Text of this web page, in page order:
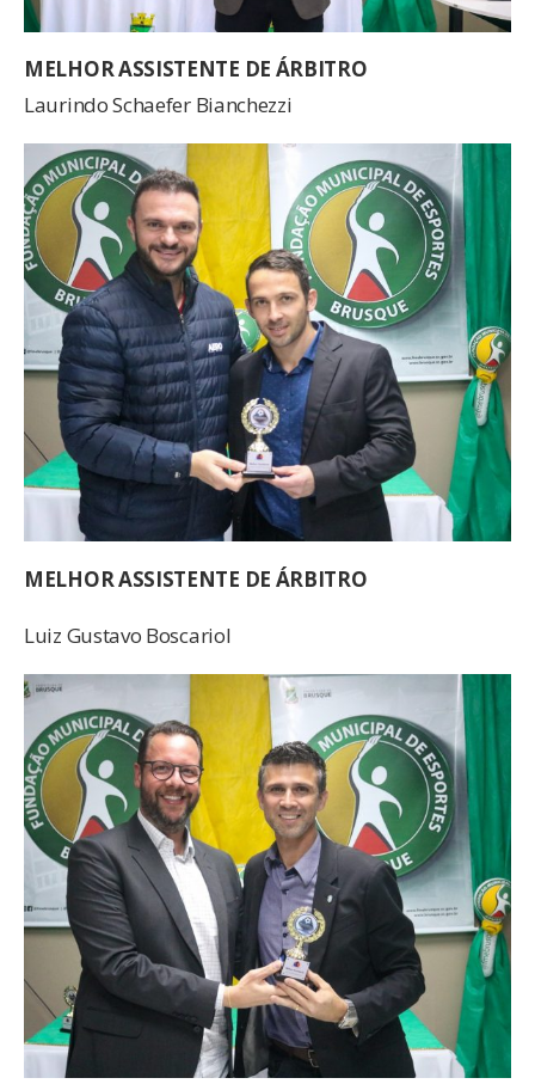
MELHOR ASSISTENTE DE ÁRBITRO
Laurindo Schaefer Bianchezzi
MELHOR ASSISTENTE DE ÁRBITRO
Luiz Gustavo Boscariol